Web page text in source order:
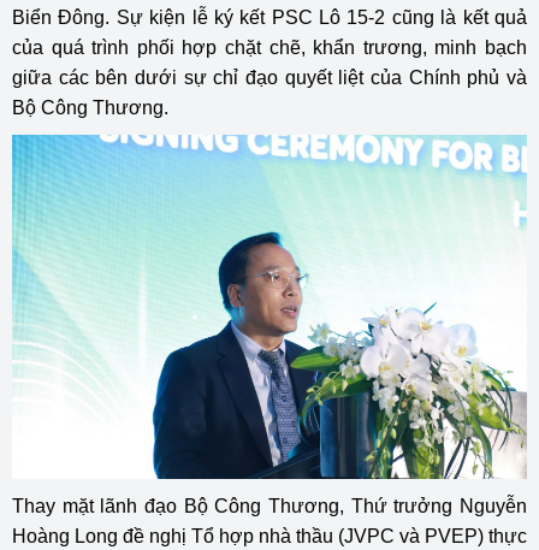
Biển Đông. Sự kiện lễ ký kết PSC Lô 15-2 cũng là kết quả
của quá trình phối hợp chặt chẽ, khẩn trương, minh bạch
giữa các bên dưới sự chỉ đạo quyết liệt của Chính phủ và
Bộ Công Thương.
Thay mặt lãnh đạo Bộ Công Thương, Thứ trưởng Nguyễn
Hoàng Long đề nghị Tổ hợp nhà thầu (JVPC và PVEP) thực